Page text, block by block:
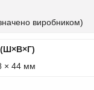
виробником)
(Ш×В×Г)
× 44 мм